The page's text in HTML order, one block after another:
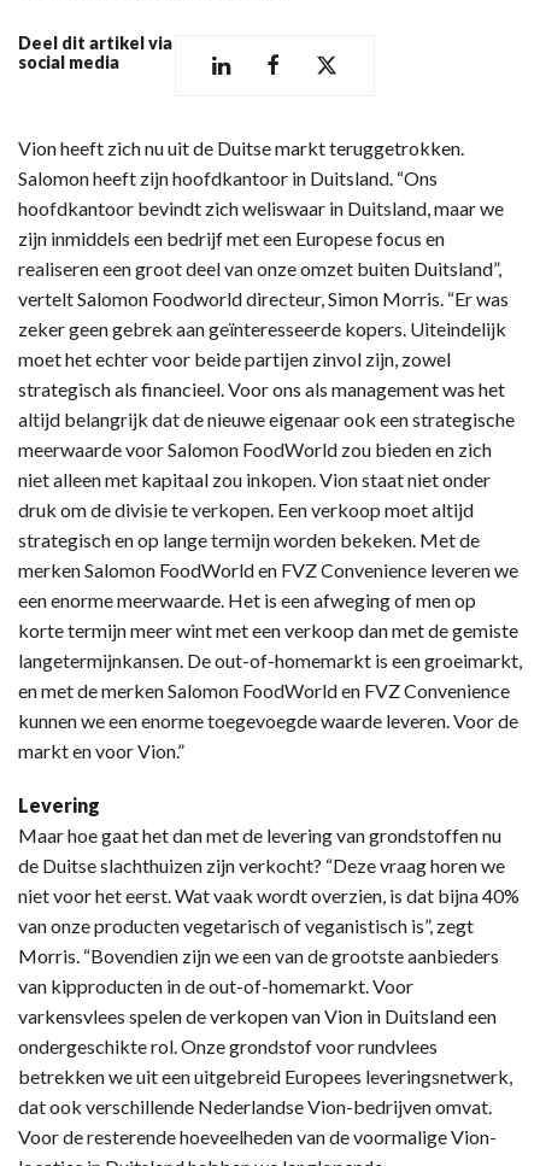
Deel dit artikel via
social media
Vion heeft zich nu uit de Duitse markt teruggetrokken.
Salomon heeft zijn hoofdkantoor in Duitsland. “Ons
hoofdkantoor bevindt zich weliswaar in Duitsland, maar we
zijn inmiddels een bedrijf met een Europese focus en
realiseren een groot deel van onze omzet buiten Duitsland”,
vertelt Salomon Foodworld directeur, Simon Morris. “Er was
zeker geen gebrek aan geïnteresseerde kopers. Uiteindelijk
moet het echter voor beide partijen zinvol zijn, zowel
strategisch als financieel. Voor ons als management was het
altijd belangrijk dat de nieuwe eigenaar ook een strategische
meerwaarde voor Salomon FoodWorld zou bieden en zich
niet alleen met kapitaal zou inkopen. Vion staat niet onder
druk om de divisie te verkopen. Een verkoop moet altijd
strategisch en op lange termijn worden bekeken. Met de
merken Salomon FoodWorld en FVZ Convenience leveren we
een enorme meerwaarde. Het is een afweging of men op
korte termijn meer wint met een verkoop dan met de gemiste
langetermijnkansen. De out-of-homemarkt is een groeimarkt,
en met de merken Salomon FoodWorld en FVZ Convenience
kunnen we een enorme toegevoegde waarde leveren. Voor de
markt en voor Vion.”
Levering
Maar hoe gaat het dan met de levering van grondstoffen nu
de Duitse slachthuizen zijn verkocht? “Deze vraag horen we
niet voor het eerst. Wat vaak wordt overzien, is dat bijna 40%
van onze producten vegetarisch of veganistisch is”, zegt
Morris. “Bovendien zijn we een van de grootste aanbieders
van kipproducten in de out-of-homemarkt. Voor
varkensvlees spelen de verkopen van Vion in Duitsland een
ondergeschikte rol. Onze grondstof voor rundvlees
betrekken we uit een uitgebreid Europees leveringsnetwerk,
dat ook verschillende Nederlandse Vion-bedrijven omvat.
Voor de resterende hoeveelheden van de voormalige Vion-